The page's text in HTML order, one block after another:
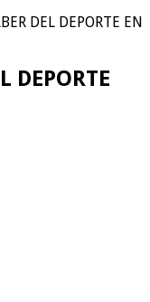
DEL DEPORTE EN
DEPORTE